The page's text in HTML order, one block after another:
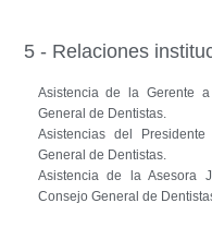
5 - Relaciones
Asistencia de la Gerente
General de Dentistas.
Asistencias del
General de Dentistas.
Asistencia de la Asesora
Consejo General de